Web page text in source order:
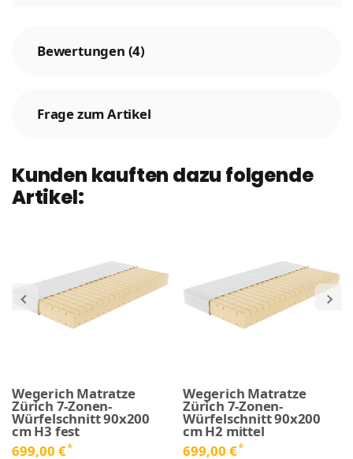
Bewertungen (4)
Frage zum Artikel
Kunden kauften dazu folgende
Artikel:
Wegerich Matratze
Zürich 7-Zonen-
Würfelschnitt 90x200
cm H3 fest
699,00 €*
Wegerich Matratze
Zürich 7-Zonen-
Würfelschnitt 90x200
cm H2 mittel
699,00 €*